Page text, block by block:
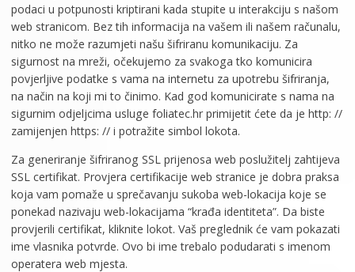
podaci u potpunosti kriptirani kada stupite u interakciju s našom
web stranicom. Bez tih informacija na vašem ili našem računalu,
nitko ne može razumjeti našu šifriranu komunikaciju. Za
sigurnost na mreži, očekujemo za svakoga tko komunicira
povjerljive podatke s vama na internetu za upotrebu šifriranja,
na način na koji mi to činimo. Kad god komunicirate s nama na
sigurnim odjeljcima usluge foliatec.hr primijetit ćete da je http: //
zamijenjen https: // i potražite simbol lokota.
Za generiranje šifriranog SSL prijenosa web poslužitelj zahtijeva
SSL certifikat. Provjera certifikacije web stranice je dobra praksa
koja vam pomaže u sprečavanju sukoba web-lokacija koje se
ponekad nazivaju web-lokacijama “krađa identiteta”. Da biste
provjerili certifikat, kliknite lokot. Vaš preglednik će vam pokazati
ime vlasnika potvrde. Ovo bi ime trebalo podudarati s imenom
operatera web mjesta.